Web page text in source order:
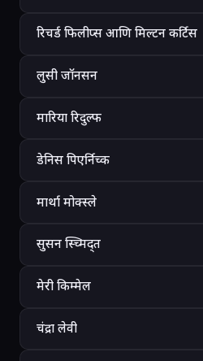
रिचर्ड फिलीप्स आणि मिल्टन कर्टिस
लुसी जॉनसन
मारिया रिदुल्फ
डेनिस पिएर्निच्क
मार्था मोक्स्ले
सुसन स्च्मिद्त
मेरी किम्मेल
चंद्रा लेवी